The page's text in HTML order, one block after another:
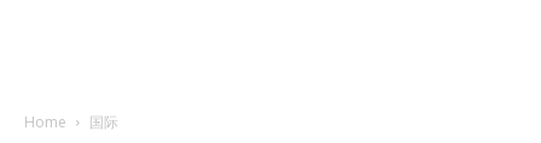
Home 国际